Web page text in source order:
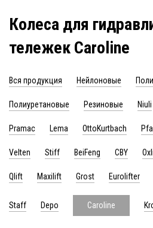
Колеса для
тележек Caroline
Вся продукция Нейлоновые
Полиуретановые Резиновые Niuli
Pramac Lema OttoKurtbach
Velten Stiff BeiFeng CBY
Qlift Maxilift Grost Eurolifter
Staff Depo Caroline